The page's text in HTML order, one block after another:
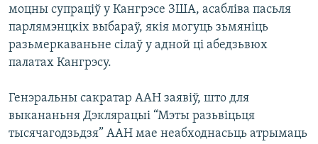
моцны супраціў у Кангрэсе ЗША, асабліва пасьля
парлямэнцкіх выбараў, якія могуць зьмяніць
разьмеркаваньне сілаў у адной ці абедзьвюх
палатах Кангрэсу.
Генэральны сакратар ААН заявіў, што для
выкананьня Дэклярацыі “Мэты разьвіцьця
тысячагодзьдзя” ААН мае неабходнасьць атрымаць